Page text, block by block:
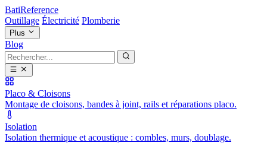
BatiReference
Outillage Électricité Plomberie
Plus
Blog
Placo & Cloisons
Montage de cloisons, bandes à joint, rails et réparations placo.
Isolation
Isolation thermique et acoustique : combles, murs, doublage.